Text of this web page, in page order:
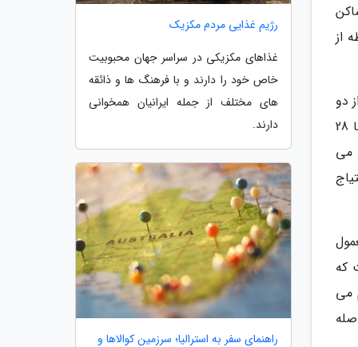
از
دو
طریق امکان سفر به جزیره هرمز وجود داد، از بندرعباس و همین طور از طریق جزیره قشم. بندرعباس تا جزیره هرمز تنها 28
می
که
می
فاصله
رژیم غذایی مردم مکزیک
غذاهای مکزیکی در سراسر جهان محبوبیت
خاص خود را دارند و با فرهنگ ها و ذائقه
های مختلف از جمله ایرانیان همخوانی
دارند.
راهنمای سفر به استرالیا؛ سرزمین کوالاها و